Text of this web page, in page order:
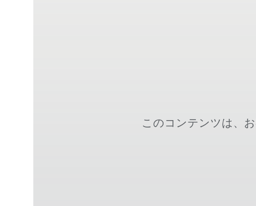
このコンテンツは、